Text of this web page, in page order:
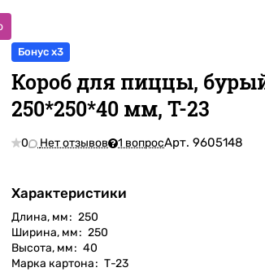
Бонус x3
Короб для пиццы,
250*250*40 мм, Т-23
0 Нет отзывов 1 вопросАрт.9605148
Характеристики
Длина, мм: 250
Ширина, мм: 250
Высота, мм: 40
Марка картона: Т-23